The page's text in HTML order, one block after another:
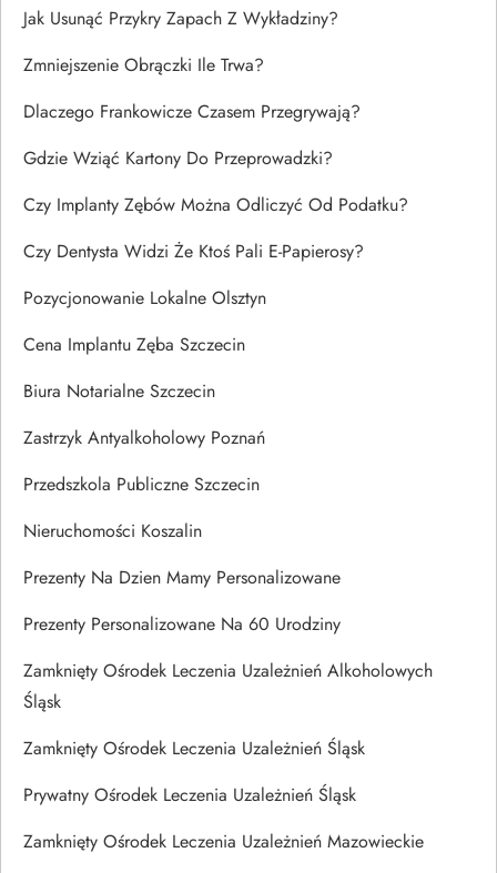
Jak Usunąć Przykry Zapach Z Wykładziny?
Zmniejszenie Obrączki Ile Trwa?
Dlaczego Frankowicze Czasem Przegrywają?
Gdzie Wziąć Kartony Do Przeprowadzki?
Czy Implanty Zębów Można Odliczyć Od Podatku?
Czy Dentysta Widzi Że Ktoś Pali E-Papierosy?
Pozycjonowanie Lokalne Olsztyn
Cena Implantu Zęba Szczecin
Biura Notarialne Szczecin
Zastrzyk Antyalkoholowy Poznań
Przedszkola Publiczne Szczecin
Nieruchomości Koszalin
Prezenty Na Dzien Mamy Personalizowane
Prezenty Personalizowane Na 60 Urodziny
Zamknięty Ośrodek Leczenia Uzależnień Alkoholowych
Śląsk
Zamknięty Ośrodek Leczenia Uzależnień Śląsk
Prywatny Ośrodek Leczenia Uzależnień Śląsk
Zamknięty Ośrodek Leczenia Uzależnień Mazowieckie